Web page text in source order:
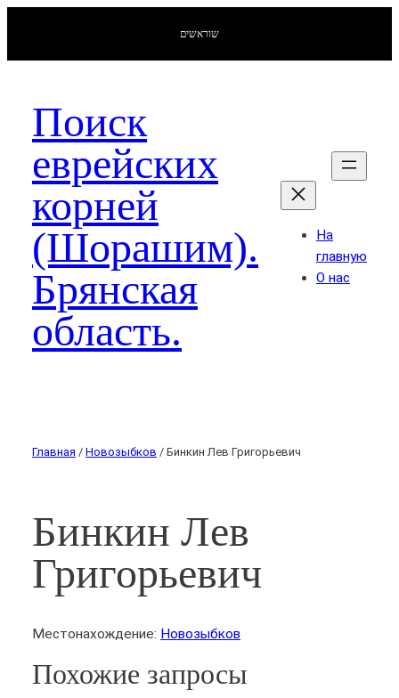
שוראשים
Поиск
еврейских
корней
(Шорашим).
Брянская
область.
На
главную
О нас
Главная / Новозыбков / Бинкин Лев Григорьевич
Бинкин Лев
Григорьевич
Местонахождение: Новозыбков
Похожие запросы